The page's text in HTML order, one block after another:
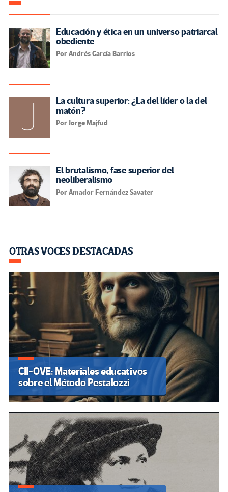
Educación y ética en un universo patriarcal
obediente
Por Andrés García Barrios
La cultura superior: ¿La del líder o la del
matón?
Por Jorge Majfud
El brutalismo, fase superior del
neoliberalismo
Por Amador Fernández Savater
OTRAS VOCES DESTACADAS
CII-OVE: Materiales educativos
sobre el Método Pestalozzi